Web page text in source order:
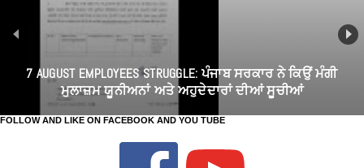
7 AUGUST EMPLOYEES STRUGGLE: ਪੰਜਾਬ ਸਰਕਾਰ ਨੇ ਕਿਉਂ ਮੰਗੀ
ਮੁਲਾਜ਼ਮ ਯੂਨੀਅਨਾਂ ਅਤੇ ਅਹੁਦੇਦਾਰਾਂ ਦੀਆਂ ਸੂਚੀਆਂ
FOLLOW AND LIKE ON FACEBOOK AND YOU TUBE